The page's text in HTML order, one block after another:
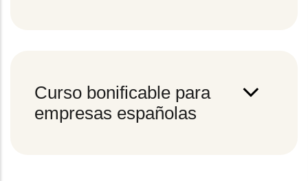
Curso bonificable para
empresas españolas